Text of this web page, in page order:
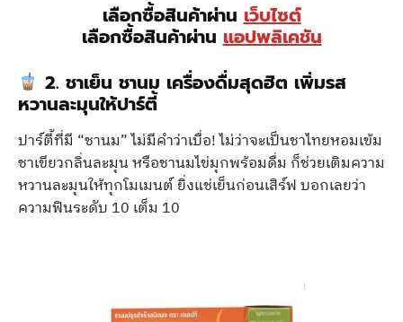
เลือกซื้อสินค้าผ่าน เว็บไซต์
เลือกซื้อสินค้าผ่าน แอปพลิเคชัน
2. ชาเย็น ชานม เครื่องดื่มสุดฮิต เพิ่มรส
หวานละมุนให้ปาร์ตี้
ปาร์ตี้ที่มี “ชานม” ไม่มีคำว่าเบื่อ! ไม่ว่าจะเป็นชาไทยหอมเข้ม
ชาเขียวกลิ่นละมุน หรือชานมไข่มุกพร้อมดื่ม ก็ช่วยเติมความ
หวานละมุนให้ทุกโมเมนต์ ยิ่งแช่เย็นก่อนเสิร์ฟ บอกเลยว่า
ความฟินระดับ 10 เต็ม 10